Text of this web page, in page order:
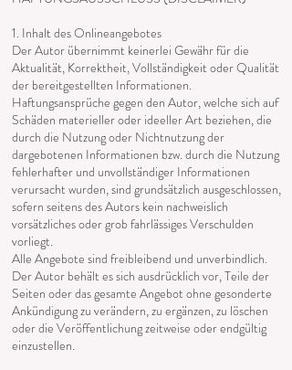
1. Inhalt des Onlineangebotes
Der Autor übernimmt keinerlei Gewähr für die
Aktualität, Korrektheit, Vollständigkeit oder Qualität
der bereitgestellten Informationen.
Haftungsansprüche gegen den Autor, welche sich auf
Schäden materieller oder ideeller Art beziehen, die
durch die Nutzung oder Nichtnutzung der
dargebotenen Informationen bzw. durch die Nutzung
fehlerhafter und unvollständiger Informationen
verursacht wurden, sind grundsätzlich ausgeschlossen,
sofern seitens des Autors kein nachweislich
vorsätzliches oder grob fahrlässiges Verschulden
vorliegt.
Alle Angebote sind freibleibend und unverbindlich.
Der Autor behält es sich ausdrücklich vor, Teile der
Seiten oder das gesamte Angebot ohne gesonderte
Ankündigung zu verändern, zu ergänzen, zu löschen
oder die Veröffentlichung zeitweise oder endgültig
einzustellen.